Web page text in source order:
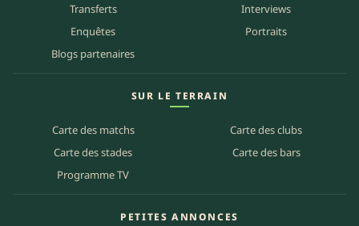
Transferts
Interviews
Enquêtes
Portraits
Blogs partenaires
SUR LE TERRAIN
Carte des matchs
Carte des clubs
Carte des stades
Carte des bars
Programme TV
PETITES ANNONCES